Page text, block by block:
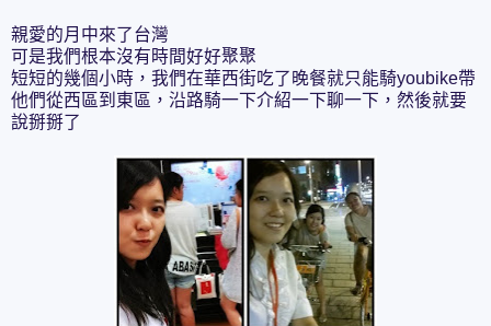
親愛的月中來了台灣
可是我們根本沒有時間好好聚聚
短短的幾個小時，我們在華西街吃了晚餐就只能騎youbike帶
他們從西區到東區，沿路騎一下介紹一下聊一下，然後就要
說掰掰了